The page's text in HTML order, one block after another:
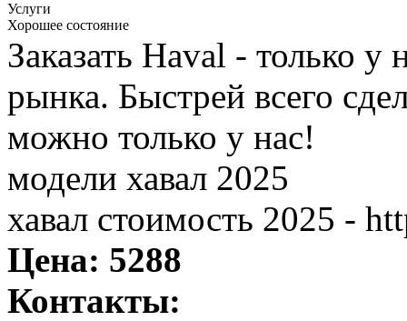
Услуги
Хорошее состояние
Заказать Haval - только
рынка. Быстрей всего
можно только у нас!
модели хавал 2025
хавал стоимость 2025 -
Цена: 5288
Контакты: